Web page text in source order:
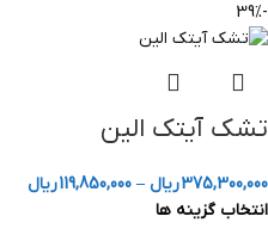
-39%
تشک آیتک الین
375,300,000ریال –
119,850,000ریال
انتخاب گزینه ها